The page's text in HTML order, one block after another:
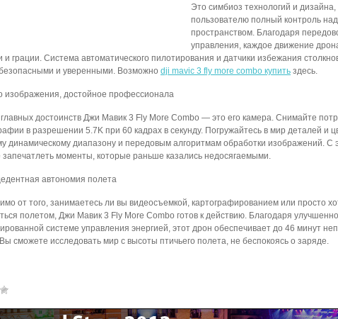
Это симбиоз технологий и
пользователю полный контроль
пространством. Благодаря
управления, каждое движение
и грации. Система автоматического пилотирования и датчики избежания
и уверенными. Возможно dji mavic 3 fly more combo купить здесь.
изображения, достойное профессионала
достоинств Джи Мавик 3 Fly More Combo — это его камера. Снимайте
в разрешении 5.7K при 60 кадрах в секунду. Погружайтесь в мир деталей и
динамическому диапазону и передовым алгоритмам обработки изображений. С
запечатлеть моменты, которые раньше казались недосягаемыми.
автономия полета
от того, занимаетесь ли вы видеосъемкой, картографированием или просто
полетом, Джи Мавик 3 Fly More Combo готов к действию. Благодаря
системе управления энергией, этот дрон обеспечивает до 46 минут
сможете исследовать мир с высоты птичьего полета, не беспокоясь о заряде.